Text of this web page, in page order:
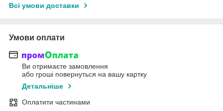
Всі умови доставки
Умови оплати
Ви отримаєте замовлення
або гроші повернуться на вашу картку
Детальніше
Оплатити частинами